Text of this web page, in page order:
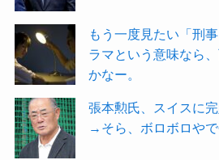
もう一度見たい「刑
ラマという意味なら
かなー。
張本勲氏、スイスに
→そら、ボロボロやで